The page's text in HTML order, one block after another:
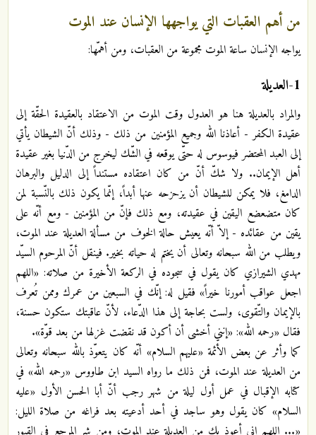
من أهم العقبات التي يواجهها الإنسان عند الموت
يواجه الإنسان ساعة الموت مجموعة من العقبات، ومن أهمّها:
1-العديلة
والمراد بالعديلة هنا هو العدول وقت الموت من الاعتقاد بالعقيدة الحقّة إلى
عقيدة الكفر - أعاذنا الله وجميع المؤمنين من ذلك - وذلك أنّ الشيطان يأتي
إلى العبد المحتضر فيوسوس له حتّى يوقعه في الشّك ليخرج من الدّنيا بغير عقيدة
أهل الإيمان.. ولا شكّ أنّ من كان اعتقاده مستنداً إلى الدليل والبرهان
الدامغ، فلا يمكن للشيطان أن يزحزحه عنها أبداً، إنّما يكون ذلك بالنّسبة لمن
كان متضعضع اليقين في عقيدته، ومع ذلك فإنّ من المؤمنين - ومع أنّه على
يقين من عقائده - إلاّ أنّه يعيش حالة الخوف من مسألة العديلة عند الموت،
ويطلب من الله سبحانه وتعالى أن يختم له حياته بخير. فينقل أنّ المرحوم السيّد
مهدي الشيرازي كان يقول في سجوده في الركعة الأخيرة من صلاته: «اللهم
اجعل عواقب أمورنا خيراً» فقيل له: إنّك في السبعين من عمرك وممن تُعرف
بالإيمان والتّقوى، ولست بحاجة إلى هذا الدّعاء، لأنّ عاقبتك ستكون حسنة،
فقال «رحمه الله»: «إنني أخشى أن أكون قد نقضت غزلها من بعد قوّة».
كما وأثر عن بعض الأئمة «عليهم السلام» أنّه كان يتعوّذ بالله سبحانه وتعالى
من العديلة عند الموت، فمن ذلك ما رواه السيد ابن طاووس «رحمه الله» في
كتابه الإقبال في عمل أول ليلة من شهر رجب أنّ أبا الحسن الأول «عليه
السلام» كان يقول وهو ساجد في أحد أدعيته بعد فراغه من صلاة الليل: